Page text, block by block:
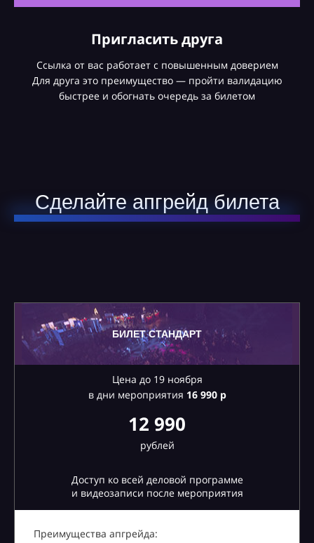
Пригласить друга
Ссылка от вас работает с повышенным доверием
Для друга это преимущество — пройти валидацию
быстрее и обогнать очередь за билетом
Сделайте апгрейд билета
БИЛЕТ СТАНДАРТ
Цена до 19 ноября
в дни мероприятия 16990 р
12 990
рублей
Доступ ко всей деловой программе
и видеозаписи после мероприятия
Преимущества апгрейда: